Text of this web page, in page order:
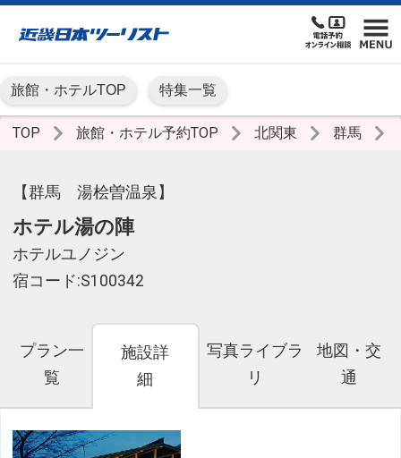
旅館・ホテルTOP 特集一覧
TOP 旅館・ホテル予約TOP 北関東 群馬
【群馬 湯桧曽温泉】
ホテル湯の陣
ホテルユノジン
宿コード:S100342
プラン一
覧
施設詳
細
写真ライブラ
リ
地図・交
通